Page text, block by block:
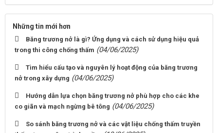
Những tin mới hơn
Băng trương nở là gì? Ứng dụng và cách sử dụng hiệu quả
trong thi công chống thấm (04/06/2025)
Tìm hiểu cấu tạo và nguyên lý hoạt động của băng trương
nở trong xây dựng (04/06/2025)
Hướng dẫn lựa chọn băng trương nở phù hợp cho các khe
co giãn và mạch ngừng bê tông (04/06/2025)
So sánh băng trương nở và các vật liệu chống thấm truyền